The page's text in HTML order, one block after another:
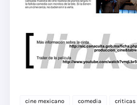
cine mexicano comedia
criticas